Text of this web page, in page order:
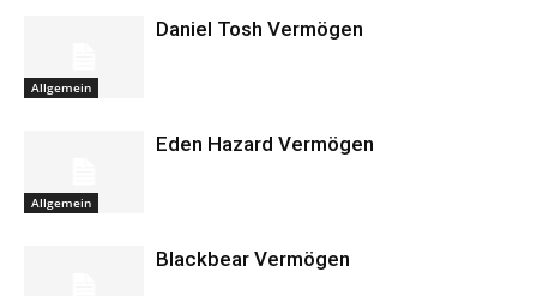
Allgemein
Daniel Tosh Vermögen
Allgemein
Eden Hazard Vermögen
Blackbear Vermögen